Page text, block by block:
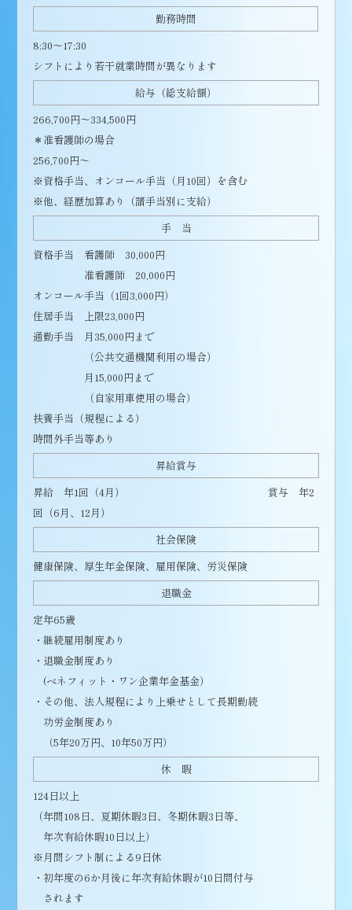
勤務時間
8:30～17:30
シフトにより若干就業時間が異なります
給与（総支給額）
266,700円～334,500円
＊准看護師の場合
256,700円～
※資格手当、オンコール手当（月10回）を含む
※他、経歴加算あり（諸手当別に支給）
手 当
資格手当 看護師 30,000円
准看護師 20,000円
オンコール手当（1回3,000円）
住居手当 上限23,000円
通勤手当 月35,000円まで
（公共交通機関利用の場合）
月15,000円まで
（自家用車使用の場合）
扶養手当（規程による）
時間外手当等あり
昇給賞与
昇給 年1回（4月） 賞与 年2
回（6月、12月）
社会保険
健康保険、厚生年金保険、雇用保険、労災保険
退職金
定年65歳
・継続雇用制度あり
・退職金制度あり
(ベネフィット・ワン企業年金基金）
・その他、法人規程により上乗せとして長期勤続
功労金制度あり
（5年20万円、10年50万円）
休 暇
124日以上
（年間108日、夏期休暇3日、冬期休暇3日等、
年次有給休暇10日以上）
※月間シフト制による9日休
・初年度の6か月後に年次有給休暇が10日間付与
されます